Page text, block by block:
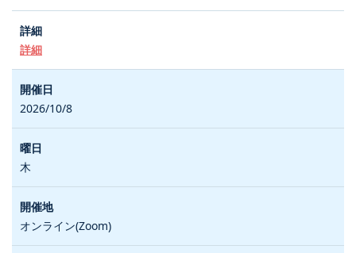
詳細
2026/10/8
木
オンライン(Zoom)